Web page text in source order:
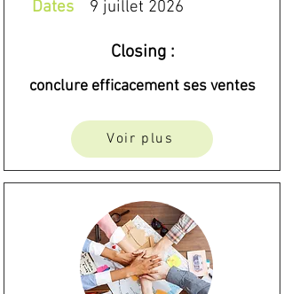
Dates
9 juillet 2026
Closing :
conclure efficacement ses ventes
Voir plus